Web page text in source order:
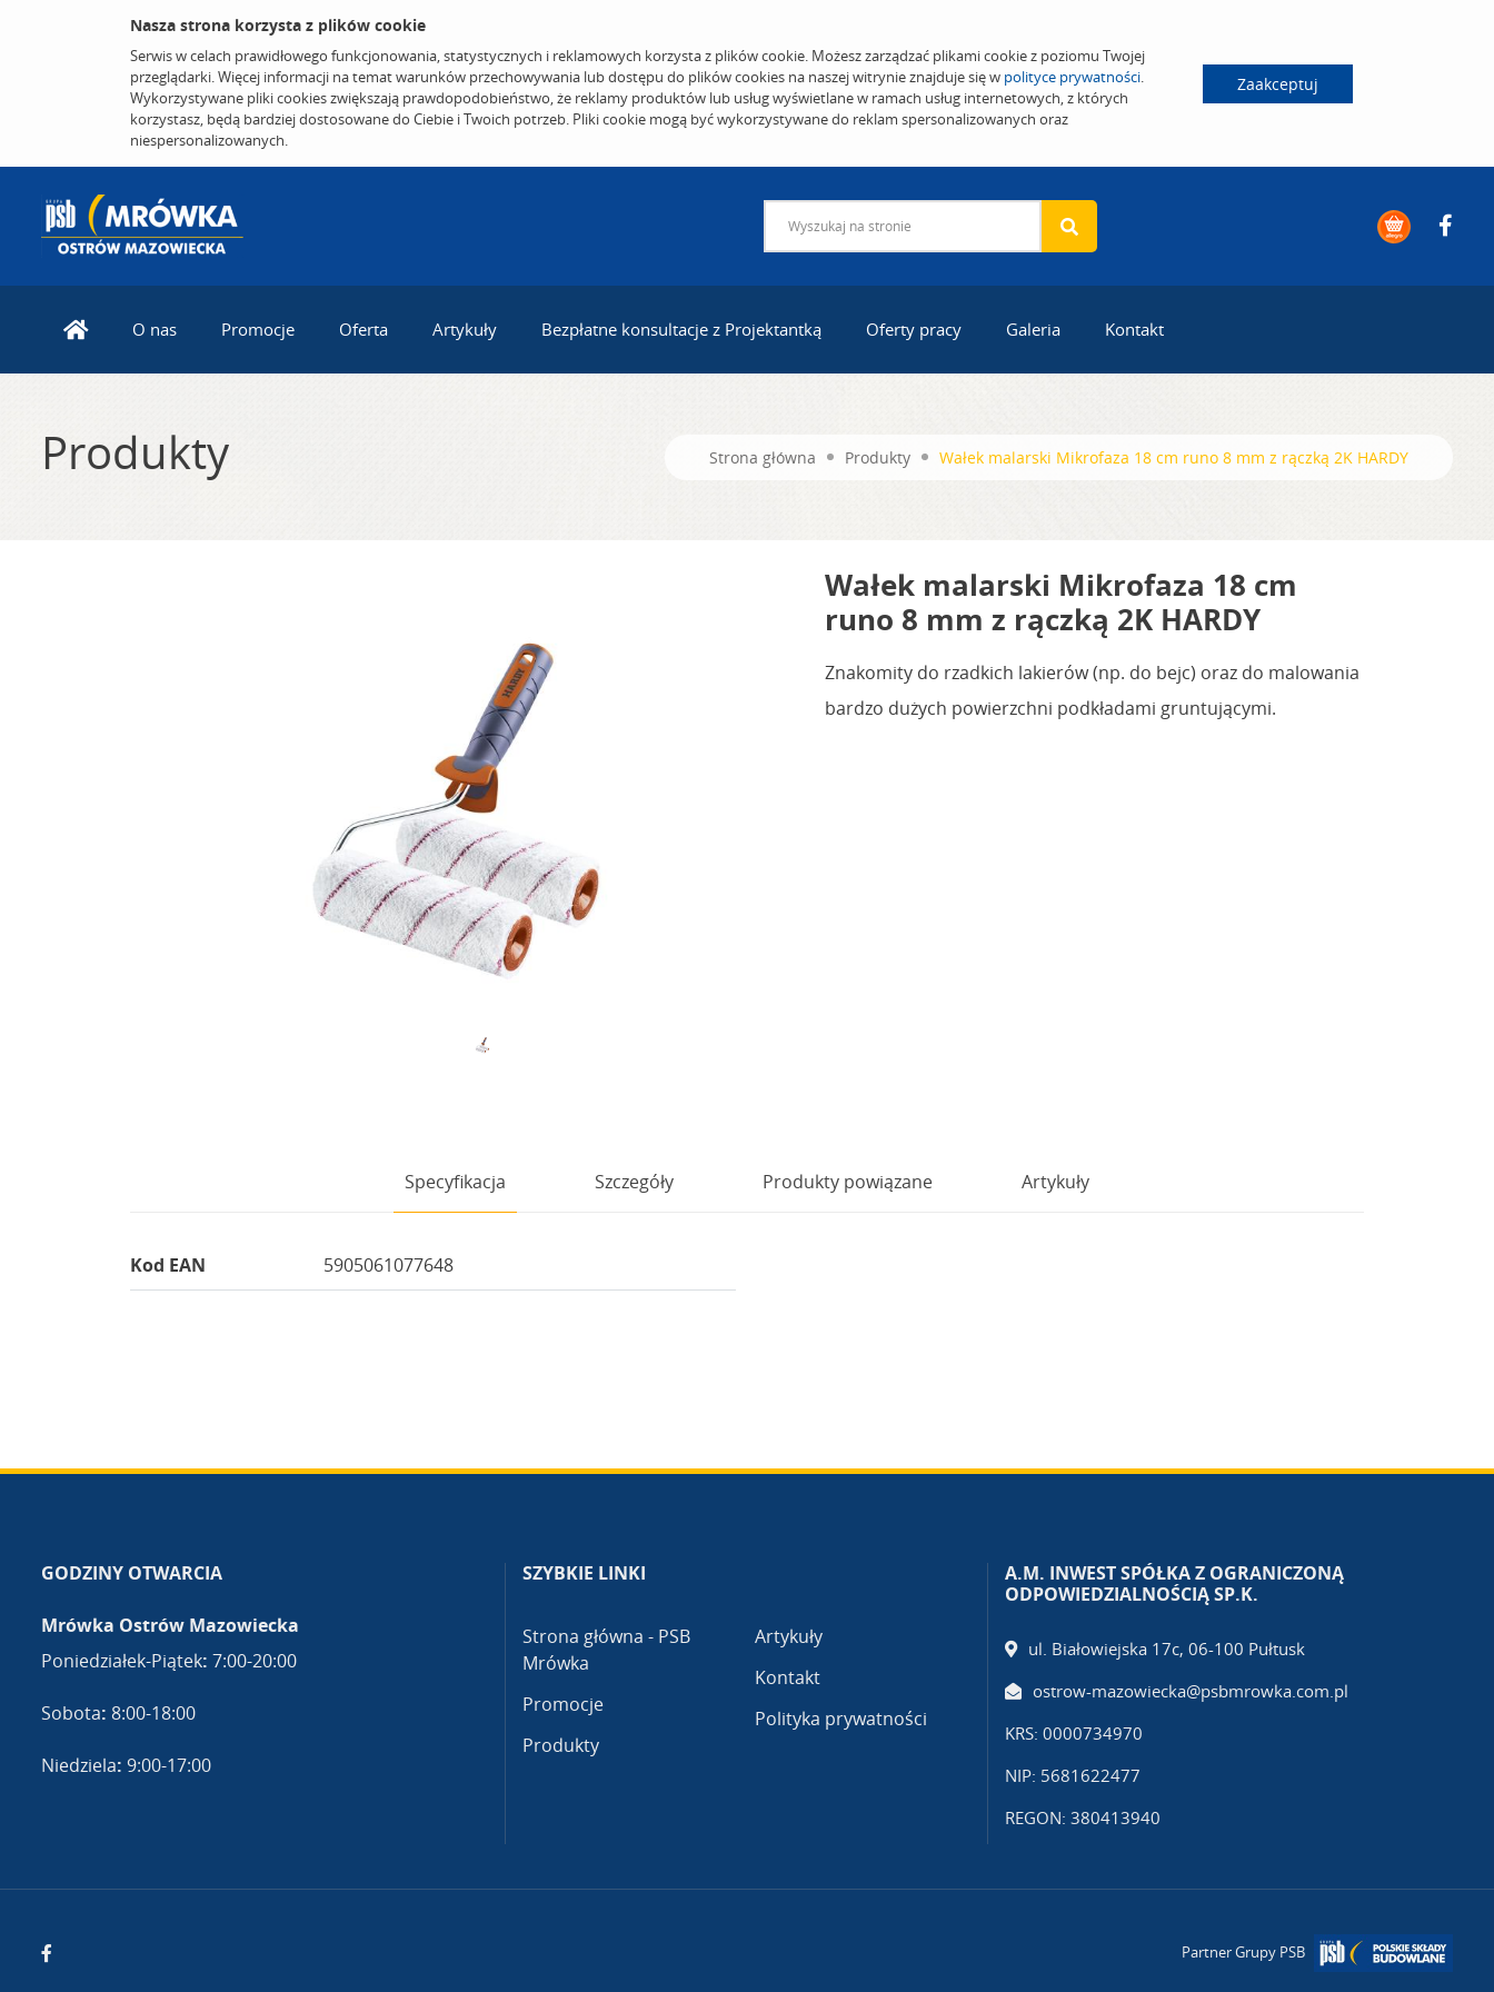
Nasza strona korzysta z plików cookie
Serwis w celach prawidłowego funkcjonowania, statystycznych i reklamowych korzysta z plików cookie. Możesz zarządzać plikami cookie z poziomu Twojej
przeglądarki. Więcej informacji na temat warunków przechowywania lub dostępu do plików cookies na naszej witrynie znajduje się w polityce prywatności.
Wykorzystywane pliki cookies zwiększają prawdopodobieństwo, że reklamy produktów lub usług wyświetlane w ramach usług internetowych, z których
korzystasz, będą bardziej dostosowane do Ciebie i Twoich potrzeb. Pliki cookie mogą być wykorzystywane do reklam spersonalizowanych oraz
niespersonalizowanych.
Zaakceptuj
O nas Promocje Oferta Artykuły Bezpłatne konsultacje z Projektantką Oferty pracy Galeria Kontakt
Produkty Strona główna Produkty Wałek malarski Mikrofaza 18 cm runo 8 mm z rączką 2K HARDY
Wałek malarski Mikrofaza 18 cm
runo 8 mm z rączką 2K HARDY
Znakomity do rzadkich lakierów (np. do bejc) oraz do malowania
bardzo dużych powierzchni podkładami gruntującymi.
Specyfikacja Szczegóły Produkty powiązane Artykuły
Kod EAN 5905061077648
GODZINY OTWARCIA
Mrówka Ostrów Mazowiecka
Poniedziałek-Piątek: 7:00-20:00
Sobota: 8:00-18:00
Niedziela: 9:00-17:00
SZYBKIE LINKI
Strona główna - PSB
Mrówka
Promocje
Produkty
Artykuły
Kontakt
Polityka prywatności
A.M. INWEST SPÓŁKA Z OGRANICZONĄ
ODPOWIEDZIALNOŚCIĄ SP.K.
ul. Białowiejska 17c, 06-100 Pułtusk
ostrow-mazowiecka@psbmrowka.com.pl
KRS: 0000734970
NIP: 5681622477
REGON: 380413940
Partner Grupy PSB